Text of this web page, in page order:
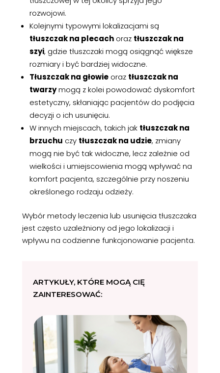
rozwojowi.
Kolejnymi typowymi lokalizacjami są
tłuszczak na plecachoraz tłuszczak na
szyi, gdzie tłuszczaki mogą osiągnąć większe
rozmiary i być bardziej widoczne.
Tłuszczak na głowieoraz tłuszczak na
twarzymogą z kolei powodować dyskomfort
estetyczny, skłaniając pacjentów do podjęcia
decyzji o ich usunięciu.
W innych miejscach, takich jak tłuszczak na
brzuchu czy tłuszczak na udzie, zmiany
mogą nie być tak widoczne, lecz zależnie od
wielkości i umiejscowienia mogą wpływać na
komfort pacjenta, szczególnie przy noszeniu
określonego rodzaju odzieży.
Wybór metody leczenia lub usunięcia tłuszczaka
jest często uzależniony od jego lokalizacji i
wpływu na codzienne funkcjonowanie pacjenta.
ARTYKUŁY, KTÓRE MOGĄ CIĘ
ZAINTERESOWAĆ: